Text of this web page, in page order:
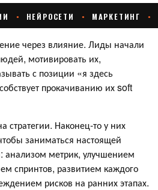
через влияние. Лиды начали
мотивировать их,
с позиции «я здесь
прокачиванию их soft
стратегии. Наконец-то у них
заниматься настоящей
анализом метрик, улучшением
спринтов, развитием каждого
рисков на ранних этапах.